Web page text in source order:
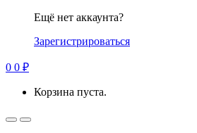
Ещё нет аккаунта?
Зарегистрироваться
0 0 ₽
Корзина пуста.